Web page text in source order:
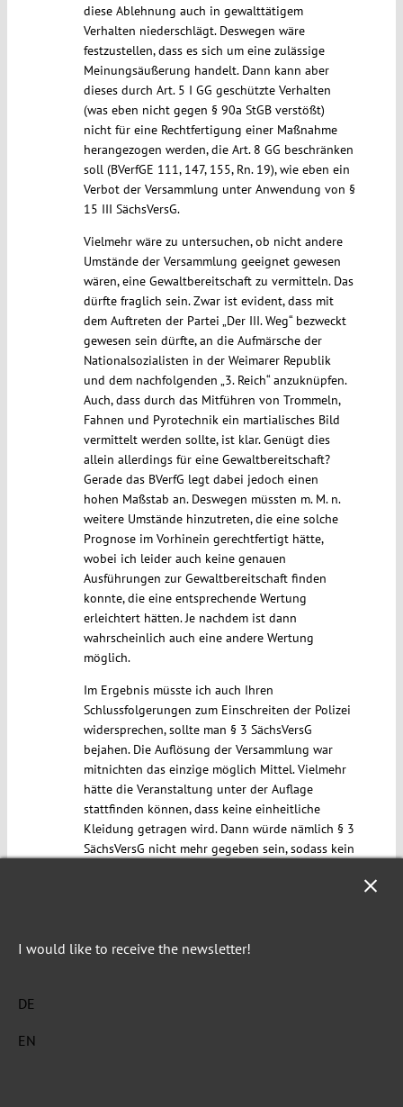
diese Ablehnung auch in gewalttätigem
Verhalten niederschlägt. Deswegen wäre
festzustellen, dass es sich um eine zulässige
Meinungsäußerung handelt. Dann kann aber
dieses durch Art. 5 I GG geschützte Verhalten
(was eben nicht gegen § 90a StGB verstößt)
nicht für eine Rechtfertigung einer Maßnahme
herangezogen werden, die Art. 8 GG beschränken
soll (BVerfGE 111, 147, 155, Rn. 19), wie eben ein
Verbot der Versammlung unter Anwendung von §
15 III SächsVersG.
Vielmehr wäre zu untersuchen, ob nicht andere
Umstände der Versammlung geeignet gewesen
wären, eine Gewaltbereitschaft zu vermitteln. Das
dürfte fraglich sein. Zwar ist evident, dass mit
dem Auftreten der Partei „Der III. Weg“ bezweckt
gewesen sein dürfte, an die Aufmärsche der
Nationalsozialisten in der Weimarer Republik
und dem nachfolgenden „3. Reich“ anzuknüpfen.
Auch, dass durch das Mitführen von Trommeln,
Fahnen und Pyrotechnik ein martialisches Bild
vermittelt werden sollte, ist klar. Genügt dies
allein allerdings für eine Gewaltbereitschaft?
Gerade das BVerfG legt dabei jedoch einen
hohen Maßstab an. Deswegen müssten m. M. n.
weitere Umstände hinzutreten, die eine solche
Prognose im Vorhinein gerechtfertigt hätte,
wobei ich leider auch keine genauen
Ausführungen zur Gewaltbereitschaft finden
konnte, die eine entsprechende Wertung
erleichtert hätten. Je nachdem ist dann
wahrscheinlich auch eine andere Wertung
möglich.
Im Ergebnis müsste ich auch Ihren
Schlussfolgerungen zum Einschreiten der Polizei
widersprechen, sollte man § 3 SächsVersG
bejahen. Die Auflösung der Versammlung war
mitnichten das einzige möglich Mittel. Vielmehr
hätte die Veranstaltung unter der Auflage
stattfinden können, dass keine einheitliche
Kleidung getragen wird. Dann würde nämlich § 3
SächsVersG nicht mehr gegeben sein, sodass kein
fraglich, ob eine Auflösung problemlos zulässig
I would like to receive the newsletter!
DE
EN